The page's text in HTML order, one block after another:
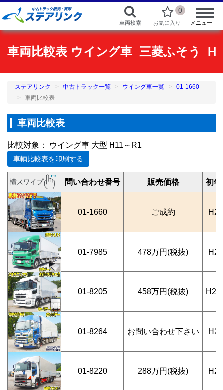
車両検索
0
お気に入り メニュー
車両比較表 ウイング車 三菱ふそう
ステアリンク 中古トラック一覧 ウイング車一覧
01-1660
車両比較表
車両比較表
比較対象： ウイング車 大型 H11～R1
車輌比較表を印刷する
問い合わせ番号
01-1660
01-7985
01-8205
01-8264
01-8220
販売価格
ご成約
478万円(税抜)
458万円(税抜)
お問い合わせ下さい
288万円(税抜)
初
H27